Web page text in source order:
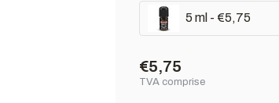
5 ml - €5,75
€5,75
TVA comprise